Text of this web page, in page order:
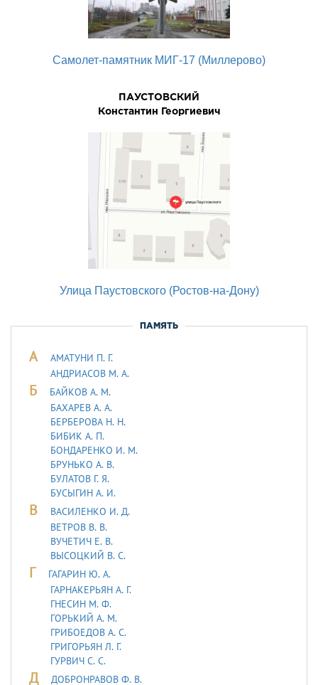
Самолет-памятник МИГ-17 (Миллерово)
ПАУСТОВСКИЙ
Константин Георгиевич
Улица Паустовского (Ростов-на-Дону)
ПАМЯТЬ
А
АМАТУНИ П. Г.
АНДРИАСОВ М. А.
Б
БАЙКОВ А. М.
БАХАРЕВ А. А.
БЕРБЕРОВА Н. Н.
БИБИК А. П.
БОНДАРЕНКО И. М.
БРУНЬКО А. В.
БУЛАТОВ Г. Я.
БУСЫГИН А. И.
В
ВАСИЛЕНКО И. Д.
ВЕТРОВ В. В.
ВУЧЕТИЧ Е. В.
ВЫСОЦКИЙ В. С.
Г
ГАГАРИН Ю. А.
ГАРНАКЕРЬЯН А. Г.
ГНЕСИН М. Ф.
ГОРЬКИЙ А. М.
ГРИБОЕДОВ А. С.
ГРИГОРЬЯН Л. Г.
ГУРВИЧ С. С.
Д
ДОБРОНРАВОВ Ф. В.